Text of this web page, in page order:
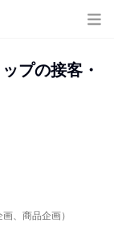
プの接客・
、商品企画）